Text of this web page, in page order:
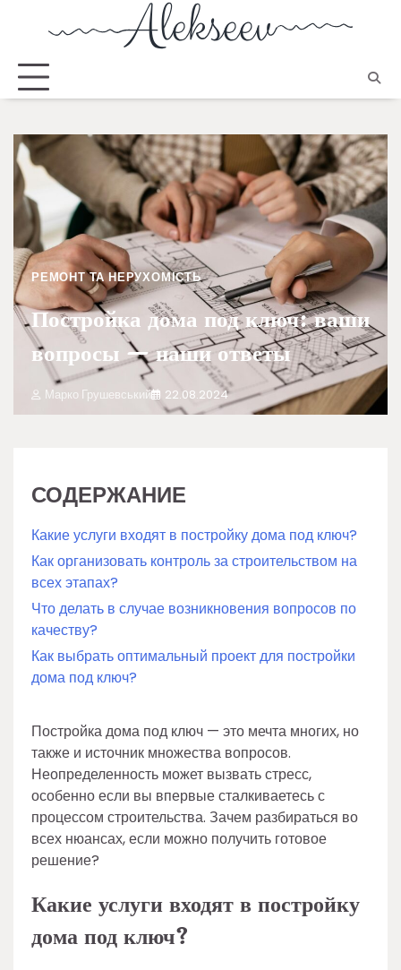
РЕМОНТ ТА НЕРУХОМІСТЬ
Постройка дома под ключ: ваши
вопросы — наши ответы
Марко Грушевський 22.08.2024
СОДЕРЖАНИЕ
Какие услуги входят в постройку дома под ключ?
Как организовать контроль за строительством на
всех этапах?
Что делать в случае возникновения вопросов по
качеству?
Как выбрать оптимальный проект для постройки
дома под ключ?
Постройка дома под ключ — это мечта многих, но
также и источник множества вопросов.
Неопределенность может вызвать стресс,
особенно если вы впервые сталкиваетесь с
процессом строительства. Зачем разбираться во
всех нюансах, если можно получить готовое
решение?
Какие услуги входят в постройку
дома под ключ?